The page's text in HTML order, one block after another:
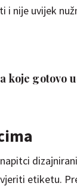
i nije uvijek
koje gotovo
etiketu.